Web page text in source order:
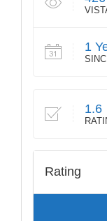
1
1.6
Rating